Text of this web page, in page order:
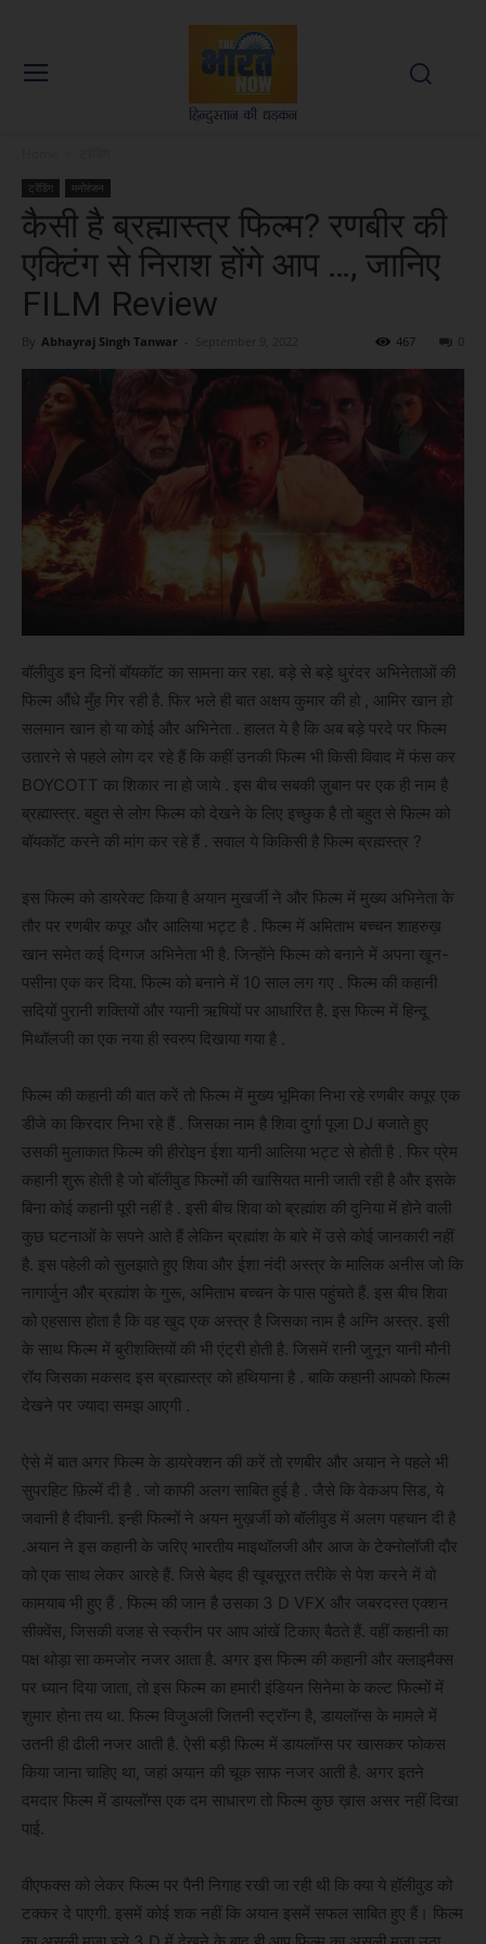
ट्रेंडिंग मनोरंजन
कैसी है ब्रह्मास्त्र फिल्म? रणबीर की
एक्टिंग से निराश होंगे आप …, जानिए
FILM Review
By Abhayraj Singh Tanwar 0
467
बॉलीवुड इन दिनों बॉयकॉट का सामना कर रहा. बड़े से बड़े धुरंदर अभिनेताओं की
फिल्म औंधे मुँह गिर रही है. फिर भले ही बात अक्षय कुमार की हो , आमिर खान हो
सलमान खान हो या कोई और अभिनेता . हालत ये है कि अब बड़े परदे पर फिल्म
उतारने से पहले लोग दर रहे हैं कि कहीं उनकी फिल्म भी किसी विवाद में फंस कर
BOYCOTT का शिकार ना हो जाये . इस बीच सबकी ज़ुबान पर एक ही नाम है
ब्रह्मास्त्र. बहुत से लोग फिल्म को देखने के लिए इच्छुक है तो बहुत से फिल्म को
बॉयकॉट करने की मांग कर रहे हैं . सवाल ये किकिसी है फिल्म ब्रह्मस्त्र ?
इस फिल्म को डायरेक्ट किया है अयान मुखर्जी ने और फिल्म में मुख्य अभिनेता के
तौर पर रणबीर कपूर और आलिया भट्ट है . फिल्म में अमिताभ बच्चन शाहरुख़
खान समेत कई दिग्गज अभिनेता भी है. जिन्होंने फिल्म को बनाने में अपना खून-
पसीना एक कर दिया. फिल्म को बनाने में 10 साल लग गए . फिल्म की कहानी
सदियों पुरानी शक्तियों और ग्यानी ऋषियों पर आधारित है. इस फिल्म में हिन्दू
मिथॉलजी का एक नया ही स्वरुप दिखाया गया है .
फिल्म की कहानी की बात करें तो फिल्म में मुख्य भूमिका निभा रहे रणबीर कपूर एक
डीजे का किरदार निभा रहे हैं . जिसका नाम है शिवा दुर्गा पूजा DJ बजाते हुए
उसकी मुलाकात फिल्म की हीरोइन ईशा यानी आलिया भट्ट से होती है . फिर प्रेम
कहानी शुरू होती है जो बॉलीवुड फिल्मों की खासियत मानी जाती रही है और इसके
बिना कोई कहानी पूरी नहीं है . इसी बीच शिवा को ब्रह्मांश की दुनिया में होने वाली
कुछ घटनाओं के सपने आते हैं लेकिन ब्रह्मांश के बारे में उसे कोई जानकारी नहीं
है. इस पहेली को सुलझाते हुए शिवा और ईशा नंदी अस्त्र के मालिक अनीस जो कि
नागार्जुन और ब्रह्मांश के गुरू, अमिताभ बच्चन के पास पहुंचते हैं. इस बीच शिवा
को एहसास होता है कि वह खुद एक अस्त्र है जिसका नाम है अग्नि अस्त्र. इसी
के साथ फिल्म में बुरीशक्तियों की भी एंट्री होती है. जिसमें रानी जुनून यानी मौनी
रॉय जिसका मकसद इस ब्रह्मास्त्र को हथियाना है . बाकि कहानी आपको फिल्म
देखने पर ज्यादा समझ आएगी .
ऐसे में बात अगर फिल्म के डायरेक्शन की करें तो रणबीर और अयान ने पहले भी
सुपरहिट फ़िल्में दी है . जो काफी अलग साबित हुई है . जैसे कि वेकअप सिड, ये
जवानी है दीवानी. इन्ही फिल्मों ने अयन मुख़र्जी को बॉलीवुड में अलग पहचान दी है
.अयान ने इस कहानी के जरिए भारतीय माइथॉलजी और आज के टेक्नोलॉजी दौर
को एक साथ लेकर आरहे हैं. जिसे बेहद ही खूबसूरत तरीके से पेश करने में वो
कामयाब भी हुए हैं . फिल्म की जान है उसका 3 D VFX और जबरदस्त एक्शन
सीक्वेंस, जिसकी वजह से स्क्रीन पर आप आंखें टिकाए बैठते हैं. वहीं कहानी का
पक्ष थोड़ा सा कमजोर नजर आता है. अगर इस फिल्म की कहानी और क्लाइमैक्स
पर ध्यान दिया जाता, तो इस फिल्म का हमारी इंडियन सिनेमा के कल्ट फिल्मों में
शुमार होना तय था. फिल्म विजुअली जितनी स्ट्रॉन्ग है, डायलॉग्स के मामले में
उतनी ही ढीली नजर आती है. ऐसी बड़ी फिल्म में डायलॉग्स पर खासकर फोकस
किया जाना चाहिए था, जहां अयान की चूक साफ नजर आती है. अगर इतने
दमदार फिल्म में डायलॉग्स एक दम साधारण तो फिल्म कुछ ख़ास असर नहीं दिखा
पाई.
वीएफक्स को लेकर फिल्म पर पैनी निगाह रखी जा रही थी कि क्या ये हॉलीवुड को
टक्कर दे पाएगी. इसमें कोई शक नहीं कि अयान इसमें सफल साबित हुए हैं। फिल्म